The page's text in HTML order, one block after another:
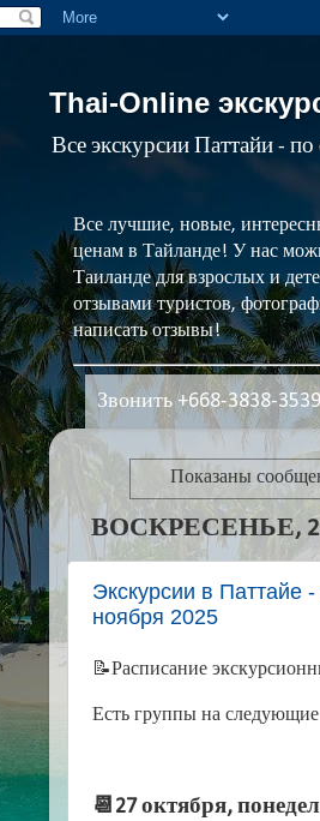
Thai-Online
Все экскурсии Паттайи -
Все лучшие, новые,
ценам в Тайланде! У нас
Таиланде для взрослых и
отзывами туристов,
написать отзывы!
Звонить +668-3838-3539
Показаны
ВОСКРЕСЕНЬЕ,
Экскурсии в Паттайе
ноября 2025
📝Расписание
Есть группы на
📆27 октября,